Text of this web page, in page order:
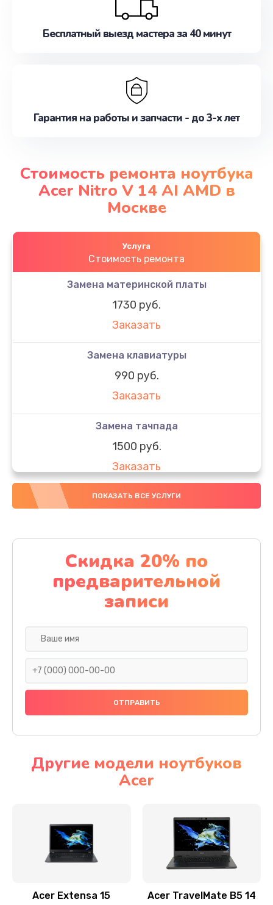
Бесплатный выезд мастера за 40 минут
Гарантия на работы и запчасти - до 3-х лет
Стоимость ремонта ноутбука
Acer Nitro V 14 AI AMD в
Москве
Услуга
Стоимость ремонта
Замена материнской платы
1730 руб.
Заказать
Замена клавиатуры
990 руб.
Заказать
Замена тачпада
1500 руб.
Заказать
Замена южного моста
Заказать
Чистка от пыли
1060 руб.
Заказать
Ремонт подсветки
Настройка BIOS
Замена видеочипа
Заказать
ПОКАЗАТЬ ВСЕ УСЛУГИ
Скидка 20% по
предварительной
записи
Другие модели ноутбуков
Acer
Acer Extensa 15 Acer TravelMate B5 14